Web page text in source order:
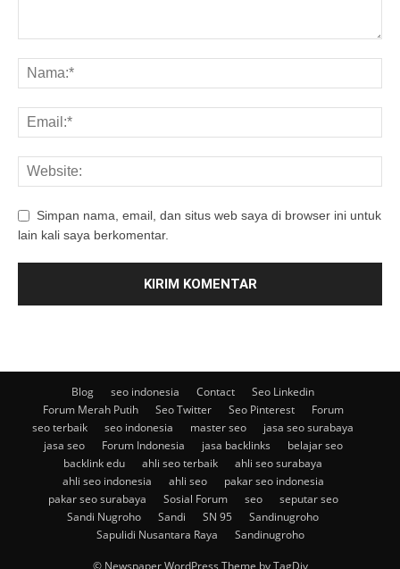
Simpan nama, email, dan situs web saya di browser ini untuk
lain kali saya berkomentar.
Blog seo indonesia Contact
Seo Linkedin
Forum Merah Putih
Seo Twitter Seo Pinterest
Forum
seo terbaik
seo indonesia master seo
jasa seo surabaya
jasa seo
Forum Indonesia jasa backlinks
belajar seo
backlink edu
ahli seo terbaik
ahli seo surabaya
ahli seo indonesia
ahli seo
pakar seo indonesia
pakar seo surabaya
Sosial Forum seo
seputar seo
Sandi Nugroho
Sandi SN 95
Sandinugroho
Sapulidi Nusantara Raya
Sandinugroho
© Newspaper WordPress Theme by TagDiv